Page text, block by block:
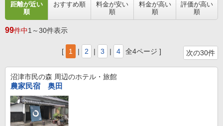
距離が近い
順
おすすめ順
料金が安い
順
料金が高い
順
評価が高い
順
99件中1～30件表示
[ 1 | 2 | 3 | 4 全4ページ ] 次の30件
沼津市民の森 周辺のホテル・旅館
農家民宿 奥田